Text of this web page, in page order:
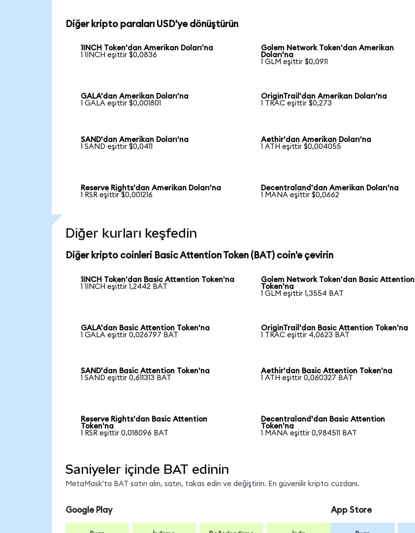
Diğer kripto paraları USD'ye dönüştürün
1INCH Token'dan Amerikan Doları'na
1 1INCH eşittir $0,0836
Golem Network Token'dan Amerikan
Doları'na
1 GLM eşittir $0,0911
GALA'dan Amerikan Doları'na
1 GALA eşittir $0,001801
OriginTrail'dan Amerikan Doları'na
1 TRAC eşittir $0,273
SAND'dan Amerikan Doları'na
1 SAND eşittir $0,0411
Aethir'dan Amerikan Doları'na
1 ATH eşittir $0,004055
Reserve Rights'dan Amerikan Doları'na
1 RSR eşittir $0,001216
Decentraland'dan Amerikan Doları'na
1 MANA eşittir $0,0662
Diğer kurları keşfedin
Diğer kripto coinleri Basic Attention Token (BAT) coin'e çevirin
1INCH Token'dan Basic Attention Token'na
1 1INCH eşittir 1,2442 BAT
Golem Network Token'dan Basic Attention
Token'na
1 GLM eşittir 1,3554 BAT
GALA'dan Basic Attention Token'na
1 GALA eşittir 0,026797 BAT
OriginTrail'dan Basic Attention Token'na
1 TRAC eşittir 4,0623 BAT
SAND'dan Basic Attention Token'na
1 SAND eşittir 0,611313 BAT
Aethir'dan Basic Attention Token'na
1 ATH eşittir 0,060327 BAT
Reserve Rights'dan Basic Attention
Token'na
1 RSR eşittir 0,018096 BAT
Decentraland'dan Basic Attention
Token'na
1 MANA eşittir 0,984511 BAT
Saniyeler içinde BAT edinin
MetaMask'ta BAT satın alın, satın, takas edin ve değiştirin. En güvenilir kripto cüzdanı.
Google Play App Store